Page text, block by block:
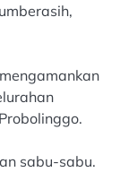
sabu-sabu.